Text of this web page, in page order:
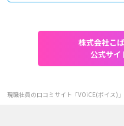
株式会社こ
公式サイ
現職社員の口コミサイト「VOiCE(ボイス)」